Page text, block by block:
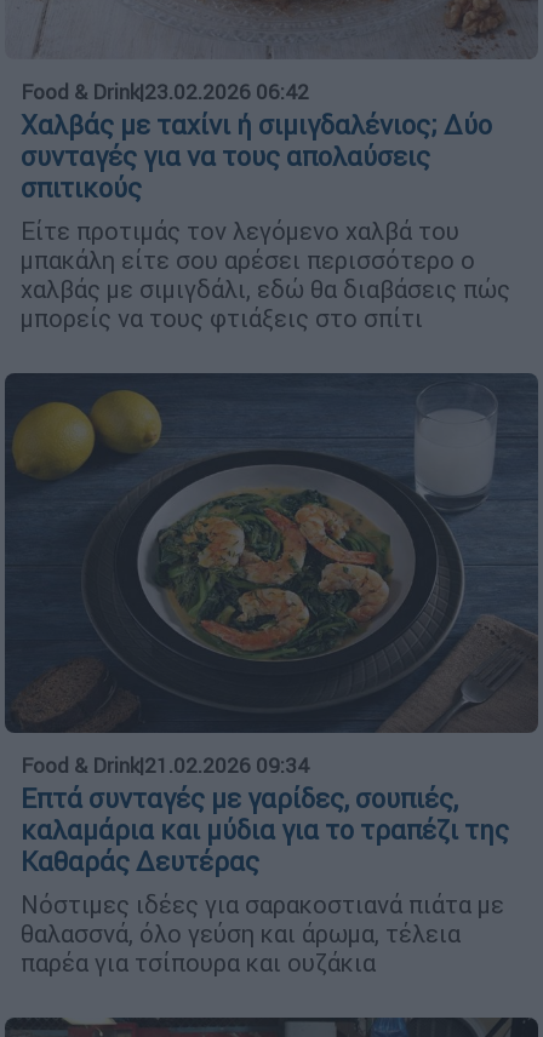
Food & Drink|23.02.2026 06:42
Χαλβάς με ταχίνι ή σιμιγδαλένιος; Δύο
συνταγές για να τους απολαύσεις
σπιτικούς
Είτε προτιμάς τον λεγόμενο χαλβά του
μπακάλη είτε σου αρέσει περισσότερο ο
χαλβάς με σιμιγδάλι, εδώ θα διαβάσεις πώς
μπορείς να τους φτιάξεις στο σπίτι
Food & Drink|21.02.2026 09:34
Επτά συνταγές με γαρίδες, σουπιές,
καλαμάρια και μύδια για το τραπέζι της
Καθαράς Δευτέρας
Νόστιμες ιδέες για σαρακοστιανά πιάτα με
θαλασσνά, όλο γεύση και άρωμα, τέλεια
παρέα για τσίπουρα και ουζάκια